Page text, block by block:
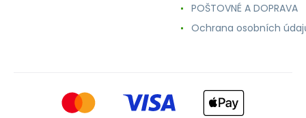
POŠTOVNÉ A DOPRAVA
Ochrana osobních